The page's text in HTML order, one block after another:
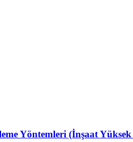
Yöntemleri (İnşaat